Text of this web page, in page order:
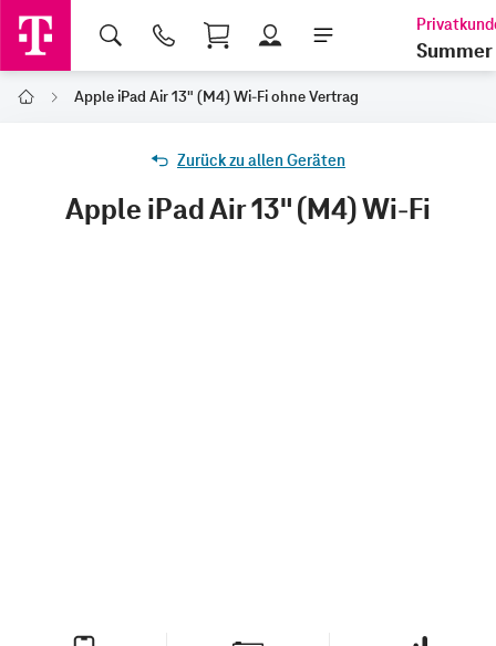
Shopping Cart
Summer
Home Apple iPad Air 13" (M4) Wi-Fi ohne Vertrag
Zurück zu allen Geräten
Apple iPad Air 13" (M4) Wi-Fi